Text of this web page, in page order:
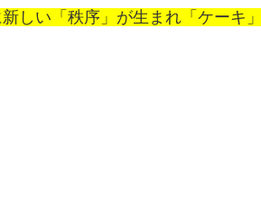
しい「秩序」が生まれ「ケーキ